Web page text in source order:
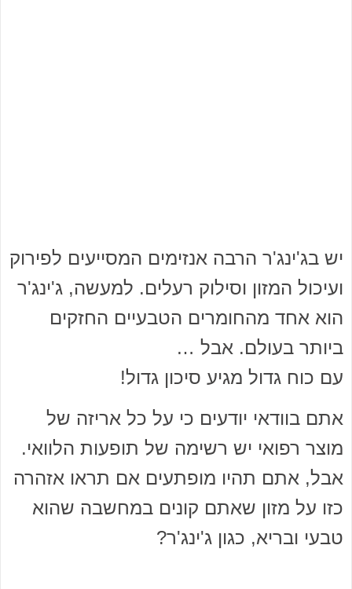
יש בג'ינג'ר הרבה אנזימים המסייעים לפירוק
ועיכול המזון וסילוק רעלים. למעשה, ג'ינג'ר
הוא אחד מהחומרים הטבעיים החזקים
ביותר בעולם. אבל …
עם כוח גדול מגיע סיכון גדול!
אתם בוודאי יודעים כי על כל אריזה של
מוצר רפואי יש רשימה של תופעות הלוואי.
אבל, אתם תהיו מופתעים אם תראו אזהרה
כזו על מזון שאתם קונים במחשבה שהוא
טבעי ובריא, כגון ג'ינג'ר?